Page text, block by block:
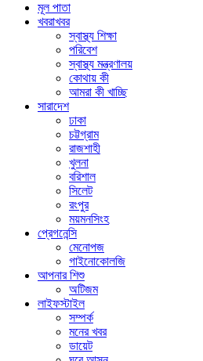
মূল পাতা
খবরাখবর
স্বাস্থ্য শিক্ষা
পরিবেশ
স্বাস্থ্য মন্ত্রণালয়
কোথায় কী
আমরা কী খাচ্ছি
সারাদেশ
ঢাকা
চট্টগ্রাম
রাজশাহী
খুলনা
বরিশাল
সিলেট
রংপুর
ময়মনসিংহ
প্রেগনেন্সি
মেনোপজ
গাইনোকোলজি
আপনার শিশু
অটিজম
লাইফস্টাইল
সম্পর্ক
মনের খবর
ডায়েট